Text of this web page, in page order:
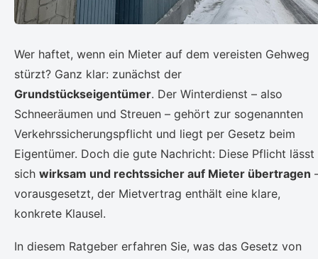
Wer haftet, wenn ein Mieter auf dem vereisten Gehweg
stürzt? Ganz klar: zunächst der
Grundstückseigentümer. Der Winterdienst – also
Schneeräumen und Streuen – gehört zur sogenannten
Verkehrssicherungspflicht und liegt per Gesetz beim
Eigentümer. Doch die gute Nachricht: Diese Pflicht lässt
sich wirksam und rechtssicher auf Mieter übertragen
vorausgesetzt, der Mietvertrag enthält eine klare,
konkrete Klausel.
In diesem Ratgeber erfahren Sie, was das Gesetz von